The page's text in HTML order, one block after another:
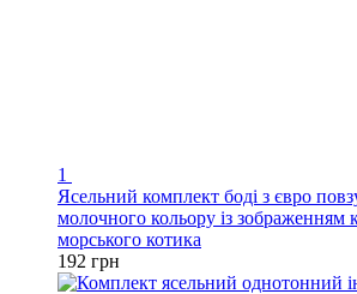
1
Ясельний комплект боді з євро
молочного кольору із зображенням
морського котика
192 грн